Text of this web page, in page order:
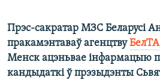
Прэс-сакратар МЗС Беларусі
пракамэнтаваў агенцтвуБелТА
Менск ацэньвае інфармацыю
кандыдаткі ў прэзыдэнты